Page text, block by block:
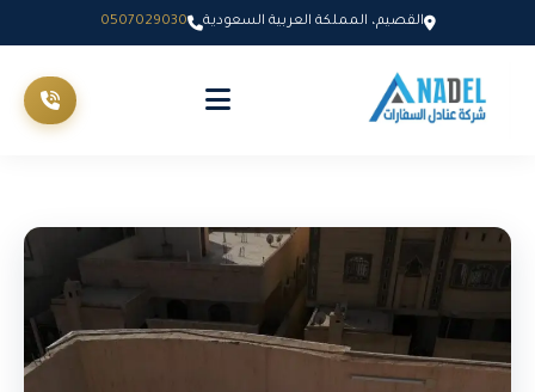
القصيم، المملكة العربية السعودية 0507029030